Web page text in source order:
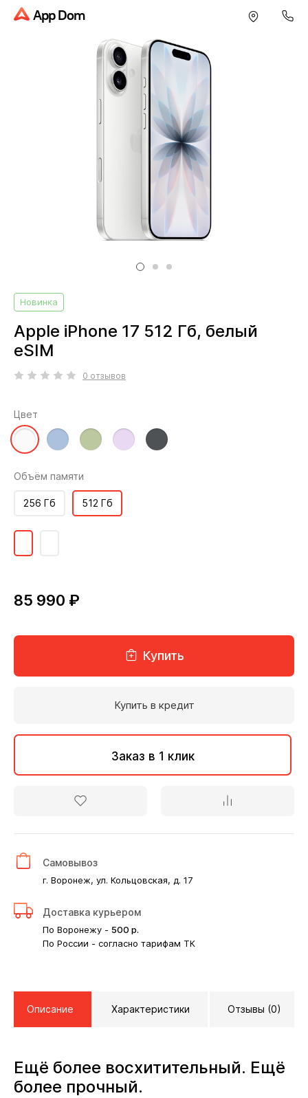
App Dom
Новинка
Apple iPhone 17 512 Гб, белый
eSIM
0 отзывов
Цвет
Объём памяти
512 Гб
256 Гб
85 990 ₽
Купить
Купить в кредит
Заказ в 1 клик
Самовывоз
г. Воронеж, ул. Кольцовская, д. 17
Доставка курьером
По Воронежу - 500 р.
По России - согласно тарифам ТК
Описание Характеристики Отзывы (0)
Ещё более восхитительный. Ещё
более прочный.